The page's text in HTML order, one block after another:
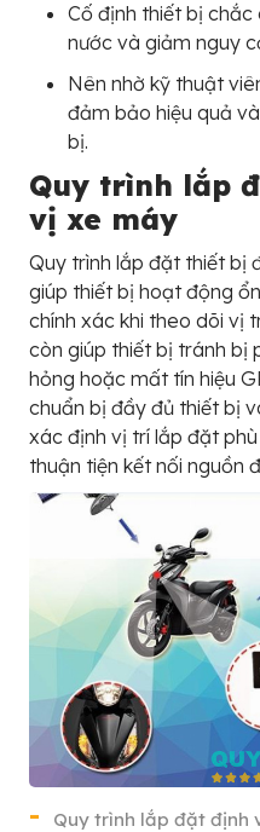
Cố định thiết bị chắc
nước và giảm nguy
Nên nhờ kỹ thuật
đảm bảo hiệu quả
bị.
Quy trình lắp
vị xe máy
Quy trình lắp đặt thiết bị
giúp thiết bị hoạt động
chính xác khi theo dõi vị
còn giúp thiết bị tránh bị
hỏng hoặc mất tín hiệu
chuẩn bị đầy đủ thiết bị
xác định vị trí lắp đặt
thuận tiện kết nối nguồn
Quy trình lắp đặt định